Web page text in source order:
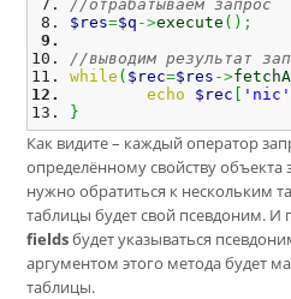
//отрабатываем запрос
$res=$q ->execute ( ) ;
//выводим результат
while ( $rec=$res ->
echo
$rec 'nic'
}
Как видите – каждый оператор
определённому свойству объекта
нужно обратиться к нескольким
таблицы будет свой псевдоним.
fieldsбудет указываться
аргументом этого метода будет
таблицы.